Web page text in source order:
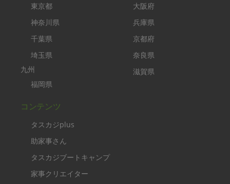
東京都
神奈川県
千葉県
埼玉県
九州
福岡県
大阪府
兵庫県
京都府
奈良県
滋賀県
コンテンツ
タスカジplus
助家事さん
タスカジブートキャンプ
家事クリエイター